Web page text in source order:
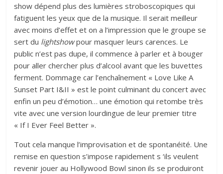
show dépend plus des lumières stroboscopiques qui
fatiguent les yeux que de la musique. Il serait meilleur
avec moins d’effet et on a l’impression que le groupe se
sert du lightshowpour masquer leurs carences. Le
public n’est pas dupe, il commence à parler et à bouger
pour aller chercher plus d’alcool avant que les buvettes
ferment. Dommage car l’enchaînement « Love Like A
Sunset Part I&II » est le point culminant du concert avec
enfin un peu d’émotion… une émotion qui retombe très
vite avec une version lourdingue de leur premier titre
« If I Ever Feel Better ».
Tout cela manque l’improvisation et de spontanéité. Une
remise en question s’impose rapidement s ‘ils veulent
revenir jouer au Hollywood Bowl sinon ils se produiront